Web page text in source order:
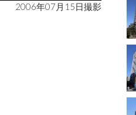
2006年07月15日撮影